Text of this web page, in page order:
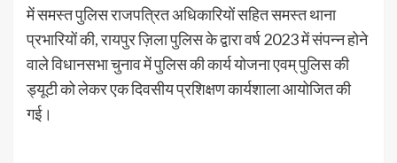
में समस्त पुलिस राजपत्रित अधिकारियों सहित समस्त थाना
प्रभारियों की, रायपुर ज़िला पुलिस के द्वारा वर्ष 2023 में संपन्न होने
वाले विधानसभा चुनाव में पुलिस की कार्य योजना एवम् पुलिस की
ड्यूटी को लेकर एक दिवसीय प्रशिक्षण कार्यशाला आयोजित की
गई।